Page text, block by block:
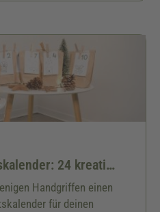
DIY Hunde-Adventskalender: 24 kreative Ideen & kostenlose Bastelanleitung für deinen Hund
Handgriffen einen
für deinen